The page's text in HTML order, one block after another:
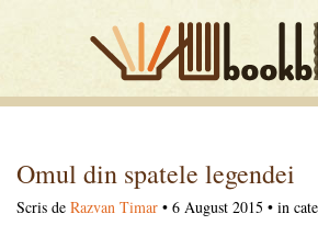
Omul din spatele legendei
Scris de Razvan Timar • 6 August 2015 • in